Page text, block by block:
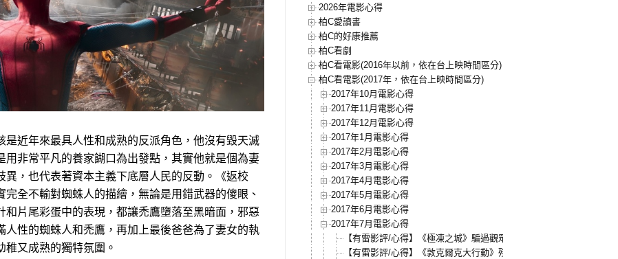
近年來最具人性和成熟的反派角色，他沒有毀天滅
非常平凡的養家餬口為出發點，其實他就是個為妻
，也代表著資本主義下底層人民的反動。《返校
全不輸對蜘蛛人的描繪，無論是用錯武器的傻眼、
片尾彩蛋中的表現，都讓禿鷹墮落至黑暗面，邪惡
性的蜘蛛人和禿鷹，再加上最後爸爸為了妻女的執
又成熟的獨特氛圍。
2026年電影心得
柏C愛讀書
柏C的好康推薦
柏C看劇
柏C看電影(2016年以前，依在台上映時間區分)
柏C看電影(2017年，依在台上映時間區分)
2017年10月電影心得
2017年11月電影心得
2017年12月電影心得
2017年1月電影心得
2017年2月電影心得
2017年3月電影心得
2017年4月電影心得
2017年5月電影心得
2017年6月電影心得
2017年7月電影心得
【有雷影評/心得】《極凍之城》騙過觀眾就太過分了！
【有雷影評/心得】《敦克爾克大行動》殘酷輝煌的一頁二戰